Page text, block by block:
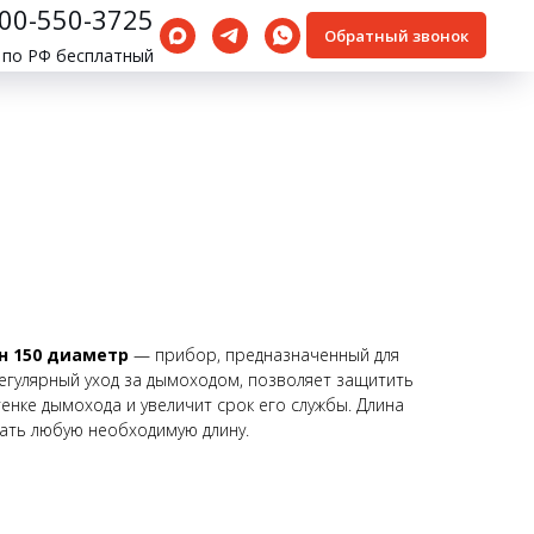
550-3725
РФ бесплатный
Обратный звонок
150 диаметр — прибор, предназначенный для
уход за дымоходом, позволяет защитить
дымохода и увеличит срок его службы. Длина
любую необходимую длину.